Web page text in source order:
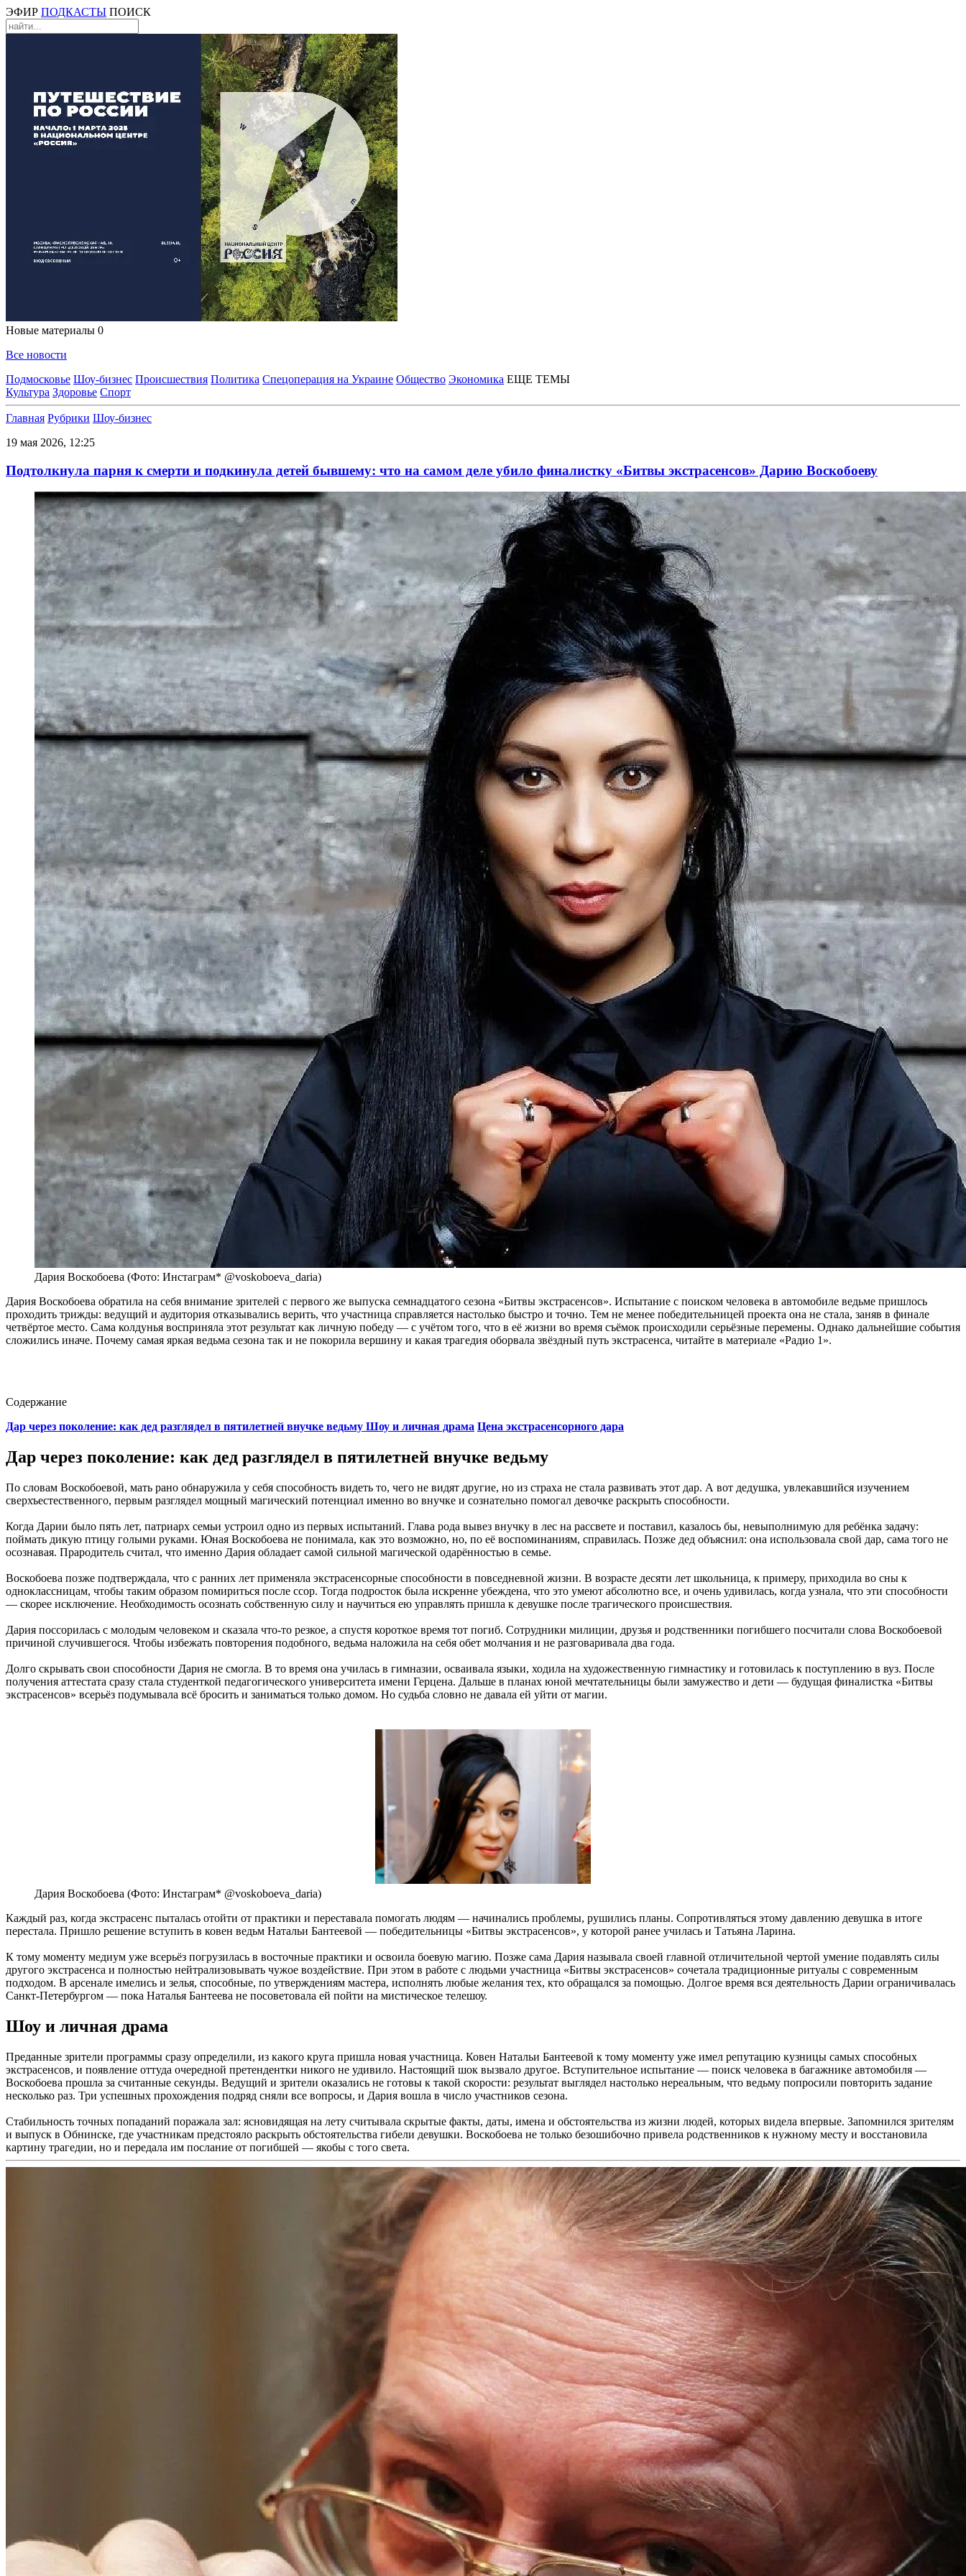
ЭФИР ПОДКАСТЫ ПОИСК
Новые материалы 0
Все новости
Подмосковье Шоу-бизнес Происшествия Политика Спецоперация на Украине Общество Экономика ЕЩЕ ТЕМЫ
Культура Здоровье Спорт
Главная Рубрики Шоу-бизнес
19 мая 2026, 12:25
Подтолкнула парня к смерти и подкинула детей бывшему: что на самом деле убило финалистку «Битвы экстрасенсов» Дарию Воскобоеву
Дария Воскобоева (Фото: Инстаграм* @voskoboeva_daria)
Дария Воскобоева обратила на себя внимание зрителей с первого же выпуска семнадцатого сезона «Битвы экстрасенсов». Испытание с поиском человека в автомобиле ведьме пришлось
проходить трижды: ведущий и аудитория отказывались верить, что участница справляется настолько быстро и точно. Тем не менее победительницей проекта она не стала, заняв в финале
четвёртое место. Сама колдунья восприняла этот результат как личную победу — с учётом того, что в её жизни во время съёмок происходили серьёзные перемены. Однако дальнейшие события
сложились иначе. Почему самая яркая ведьма сезона так и не покорила вершину и какая трагедия оборвала звёздный путь экстрасенса, читайте в материале «Радио 1».
Содержание
Дар через поколение: как дед разглядел в пятилетней внучке ведьму Шоу и личная драма Цена экстрасенсорного дара
Дар через поколение: как дед разглядел в пятилетней внучке ведьму
По словам Воскобоевой, мать рано обнаружила у себя способность видеть то, чего не видят другие, но из страха не стала развивать этот дар. А вот дедушка, увлекавшийся изучением
сверхъестественного, первым разглядел мощный магический потенциал именно во внучке и сознательно помогал девочке раскрыть способности.
Когда Дарии было пять лет, патриарх семьи устроил одно из первых испытаний. Глава рода вывез внучку в лес на рассвете и поставил, казалось бы, невыполнимую для ребёнка задачу:
поймать дикую птицу голыми руками. Юная Воскобоева не понимала, как это возможно, но, по её воспоминаниям, справилась. Позже дед объяснил: она использовала свой дар, сама того не
осознавая. Прародитель считал, что именно Дария обладает самой сильной магической одарённостью в семье.
Воскобоева позже подтверждала, что с ранних лет применяла экстрасенсорные способности в повседневной жизни. В возрасте десяти лет школьница, к примеру, приходила во сны к
одноклассницам, чтобы таким образом помириться после ссор. Тогда подросток была искренне убеждена, что это умеют абсолютно все, и очень удивилась, когда узнала, что эти способности
— скорее исключение. Необходимость осознать собственную силу и научиться ею управлять пришла к девушке после трагического происшествия.
Дария поссорилась с молодым человеком и сказала что-то резкое, а спустя короткое время тот погиб. Сотрудники милиции, друзья и родственники погибшего посчитали слова Воскобоевой
причиной случившегося. Чтобы избежать повторения подобного, ведьма наложила на себя обет молчания и не разговаривала два года.
Долго скрывать свои способности Дария не смогла. В то время она училась в гимназии, осваивала языки, ходила на художественную гимнастику и готовилась к поступлению в вуз. После
получения аттестата сразу стала студенткой педагогического университета имени Герцена. Дальше в планах юной мечтательницы были замужество и дети — будущая финалистка «Битвы
экстрасенсов» всерьёз подумывала всё бросить и заниматься только домом. Но судьба словно не давала ей уйти от магии.
Дария Воскобоева (Фото: Инстаграм* @voskoboeva_daria)
Каждый раз, когда экстрасенс пыталась отойти от практики и переставала помогать людям — начинались проблемы, рушились планы. Сопротивляться этому давлению девушка в итоге
перестала. Пришло решение вступить в ковен ведьм Натальи Бантеевой — победительницы «Битвы экстрасенсов», у которой ранее училась и Татьяна Ларина.
К тому моменту медиум уже всерьёз погрузилась в восточные практики и освоила боевую магию. Позже сама Дария называла своей главной отличительной чертой умение подавлять силы
другого экстрасенса и полностью нейтрализовывать чужое воздействие. При этом в работе с людьми участница «Битвы экстрасенсов» сочетала традиционные ритуалы с современным
подходом. В арсенале имелись и зелья, способные, по утверждениям мастера, исполнять любые желания тех, кто обращался за помощью. Долгое время вся деятельность Дарии ограничивалась
Санкт-Петербургом — пока Наталья Бантеева не посоветовала ей пойти на мистическое телешоу.
Шоу и личная драма
Преданные зрители программы сразу определили, из какого круга пришла новая участница. Ковен Натальи Бантеевой к тому моменту уже имел репутацию кузницы самых способных
экстрасенсов, и появление оттуда очередной претендентки никого не удивило. Настоящий шок вызвало другое. Вступительное испытание — поиск человека в багажнике автомобиля —
Воскобоева прошла за считанные секунды. Ведущий и зрители оказались не готовы к такой скорости: результат выглядел настолько нереальным, что ведьму попросили повторить задание
несколько раз. Три успешных прохождения подряд сняли все вопросы, и Дария вошла в число участников сезона.
Стабильность точных попаданий поражала зал: ясновидящая на лету считывала скрытые факты, даты, имена и обстоятельства из жизни людей, которых видела впервые. Запомнился зрителям
и выпуск в Обнинске, где участникам предстояло раскрыть обстоятельства гибели девушки. Воскобоева не только безошибочно привела родственников к нужному месту и восстановила
картину трагедии, но и передала им послание от погибшей — якобы с того света.